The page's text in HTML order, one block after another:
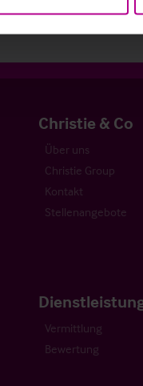
Christie & Co
Über uns
Christie Group
Kontakt
Stellenangebote
Vermittlung
Bewertung